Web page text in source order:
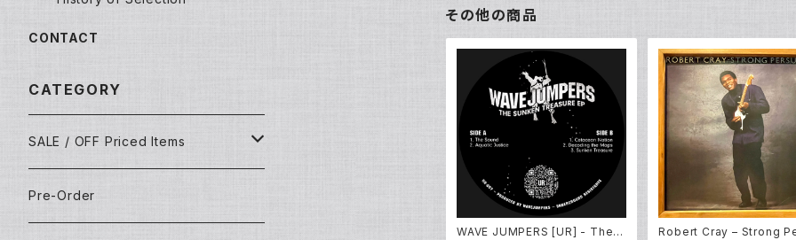
その他の商品
WAVE JUMPERS [UR] - The S
Robert Cray – Strong
CONTACT
CATEGORY
SALE / OFF Priced Items
Dead Stocks
Pre-Order